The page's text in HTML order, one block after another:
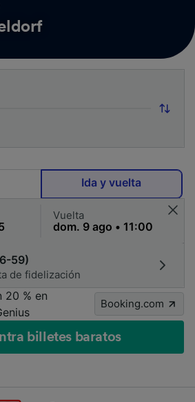
Ida y vuelta
Vuelta
59)
de fidelización
20 % en
Booking.com
billetes baratos